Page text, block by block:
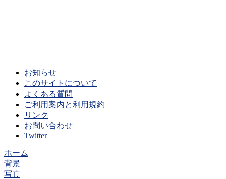
お知らせ
このサイトについて
よくある質問
ご利用案内と利用規約
リンク
お問い合わせ
Twitter
ホーム
背景
写真